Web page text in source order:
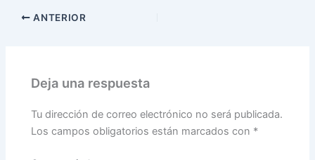
ANTERIOR
Deja una respuesta
Tu dirección de correo electrónico no será publicada.
Los campos obligatorios están marcados con *